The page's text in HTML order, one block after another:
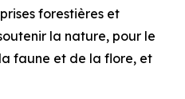
forestières et
la nature, pour le
faune et de la flore, et